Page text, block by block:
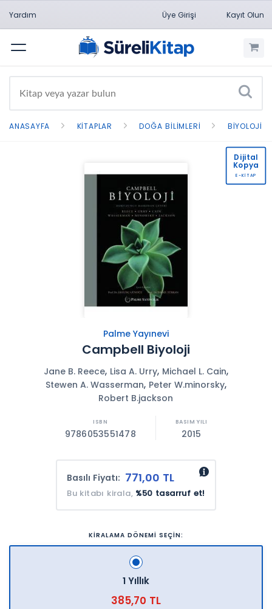
Yardım Üye Girişi Kayıt Olun
Menü
ANASAYFA KITAPLAR DOĞA BILIMLERI BIYOLOJI
Palme Yayınevi
Campbell Biyoloji
Jane B. Reece, Lisa A. Urry, Michael L. Cain,
Stewen A. Wasserman, Peter W.minorsky,
Robert B.jackson
9786053551478 2015
Basılı Fiyatı: 771,00 TL
Bu kitabı kirala, %50 tasarruf et!
KİRALAMA DÖNEMİ SEÇİN:
1 Yıllık
385,70 TL
Dijital
Kopya
E-KİTAP